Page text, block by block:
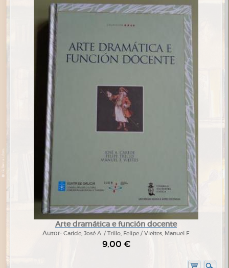
Arte dramática e función docente
Autor: Caride, José A. / Trillo, Felipe / Vieites, Manuel F.
9,00 €